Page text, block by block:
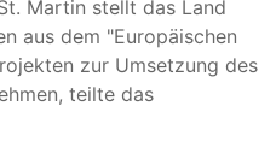
Martin stellt das Land
aus dem "Europäischen
zur Umsetzung des
teilte das